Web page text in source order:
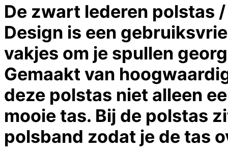
De zwart lederen polstas
Design is een
vakjes om je spullen
Gemaakt van
deze polstas niet alleen
mooie tas. Bij de polstas
polsband zodat je de tas